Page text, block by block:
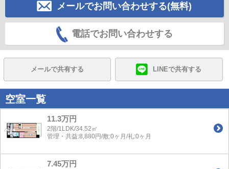
メールでお問い合わせする(無料)
電話でお問い合わせする
メールで共有する LINEで共有する
空室一覧
11.3万円
2階/1LDK/34.52㎡
管理・共益:8,880円/敷:0ヶ月/礼:0ヶ月
7.45万円